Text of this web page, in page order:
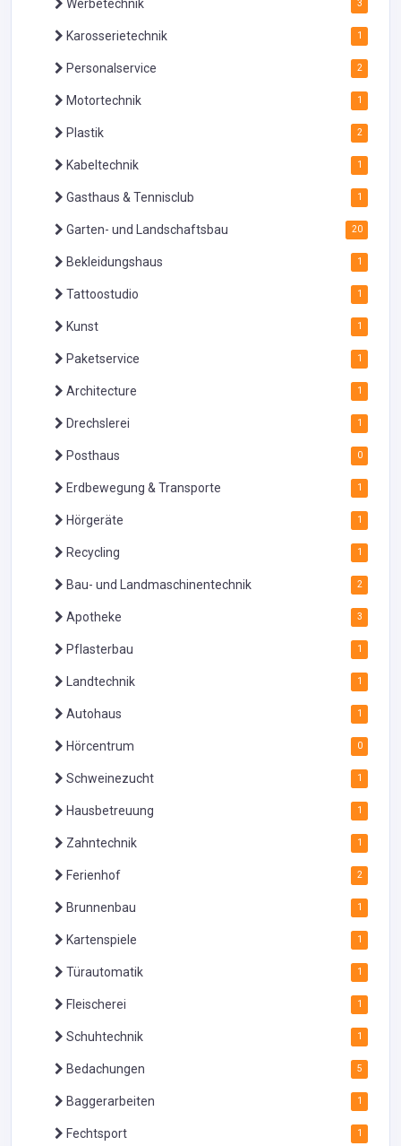
Werbetechnik 3
Karosserietechnik 1
Personalservice 2
Motortechnik 1
Plastik 2
Kabeltechnik 1
Gasthaus & Tennisclub 1
Garten- und Landschaftsbau 20
Bekleidungshaus 1
Tattoostudio 1
Kunst 1
Paketservice 1
Architecture 1
Drechslerei 1
Posthaus 0
Erdbewegung & Transporte 1
Hörgeräte 1
Recycling 1
Bau- und Landmaschinentechnik 2
Apotheke 3
Pflasterbau 1
Landtechnik 1
Autohaus 1
Hörcentrum 0
Schweinezucht 1
Hausbetreuung 1
Zahntechnik 1
Ferienhof 2
Brunnenbau 1
Kartenspiele 1
Türautomatik 1
Fleischerei 1
Schuhtechnik 1
Bedachungen 5
Baggerarbeiten 1
Fechtsport 1